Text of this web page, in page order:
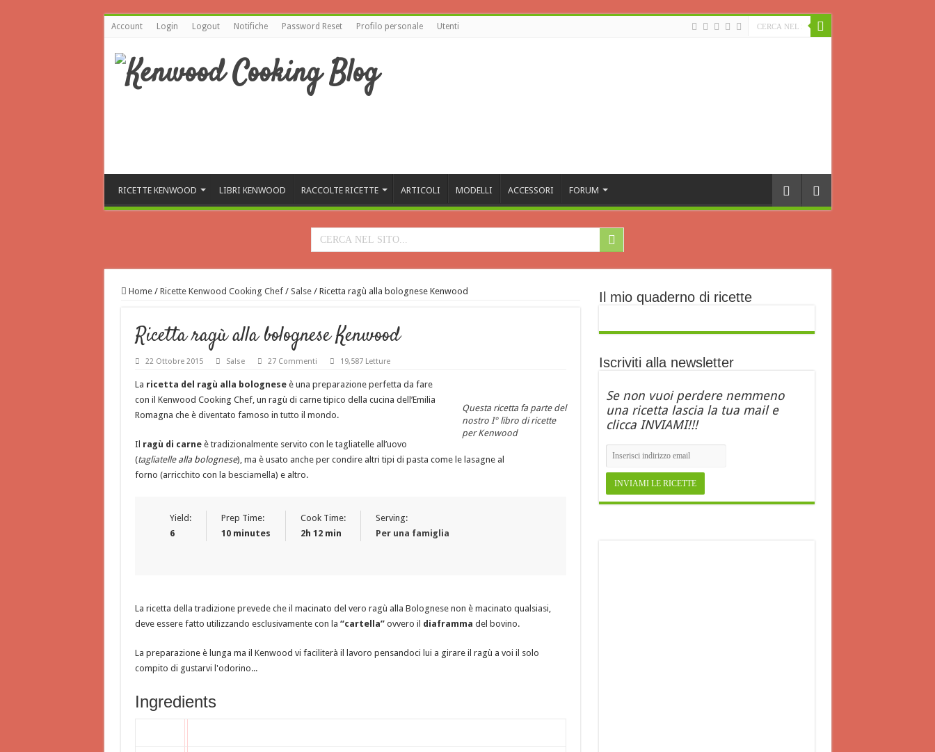
Account Login Logout Notifiche Password Reset Profilo personale Utenti
RICETTE KENWOOD LIBRI KENWOOD RACCOLTE RICETTE ARTICOLI MODELLI ACCESSORI FORUM
Home / Ricette Kenwood Cooking Chef / Salse / Ricetta ragù alla bolognese Kenwood
Ricetta ragù alla bolognese Kenwood
22 Ottobre 2015 Salse 27 Commenti 19,587 Letture
Questa ricetta fa parte del
nostro I° libro di ricette
per Kenwood
La ricetta del ragù alla bologneseè una preparazione perfetta da fare
con il Kenwood Cooking Chef, un ragù di carne tipico della cucina dell’Emilia
Romagna che è diventato famoso in tutto il mondo.
Il ragù di carneè tradizionalmente servito con le tagliatelle all’uovo
(tagliatellealla bolognese), ma è usato anche per condire altri tipi di pasta come le lasagne al
forno (arricchito con la besciamella) e altro.
Yield:
6
Prep Time:
10 minutes
Cook Time:
2h 12 min
Serving:
Per una famiglia
La ricetta della tradizione prevede che il macinato del vero ragù alla Bolognese non è macinato qualsiasi,
deve essere fatto utilizzando esclusivamente con la “cartella”ovvero il diaframma del bovino.
La preparazione è lunga ma il Kenwood vi faciliterà il lavoro pensandoci lui a girare il ragù a voi il solo
compito di gustarvi l'odorino...
Ingredients
Il mio quaderno di ricette
Iscriviti alla newsletter
Se non vuoi perdere nemmeno
una ricetta lascia la tua mail e
clicca INVIAMI!!!